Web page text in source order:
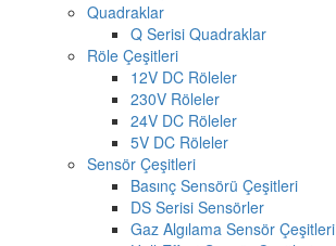
Quadraklar
Q Serisi Quadraklar
Röle Çeşitleri
12V DC Röleler
230V Röleler
24V DC Röleler
5V DC Röleler
Sensör Çeşitleri
Basınç Sensörü Çeşitleri
DS Serisi Sensörler
Gaz Algılama Sensör Çeşitleri